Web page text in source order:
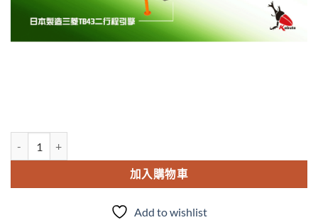
加入購物車
Add to wishlist